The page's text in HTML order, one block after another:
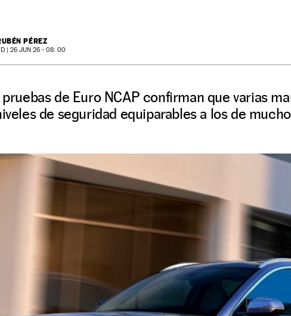
PÉREZ
| 26 JUN 26 - 08: 00
de Euro NCAP confirman que varias
de seguridad equiparables a los de